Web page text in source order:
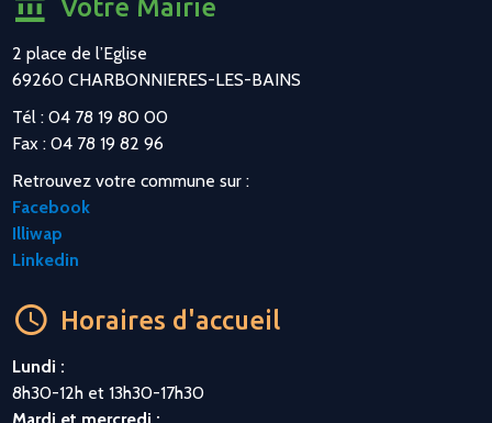
Votre Mairie
2 place de l’Eglise
69260 CHARBONNIERES-LES-BAINS
Tél : 04 78 19 80 00
Fax : 04 78 19 82 96
Retrouvez votre commune sur :
Facebook
Illiwap
Linkedin
Horaires d'accueil
Lundi :
8h30-12h et 13h30-17h30